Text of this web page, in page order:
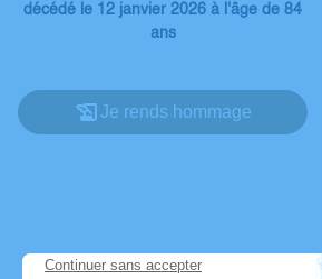
décédé le 12 janvier 2026 à l'âge de 84
ans
Je rends hommage